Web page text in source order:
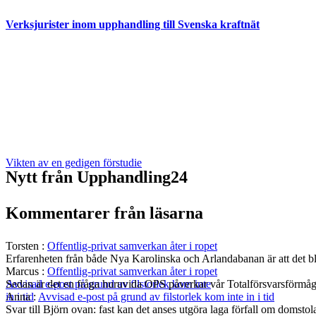
Verksjurister inom upphandling till Svenska kraftnät
Vikten av en gedigen förstudie
Avvisad e-post på grund av filstorlek kom inte
in i tid
Nytt från Upphandling24
Kommentarer från läsarna
Torsten : Offentlig-privat samverkan åter i ropet
Erfarenheten från både Nya Karolinska och Arlandabanan är att
Marcus : Offentlig-privat samverkan åter i ropet
Sedan är det en fråga huruvida OPS påverkar vår
Anna: Avvisad e-post på grund av filstorlek kom inte in i tid
Svar till Björn ovan: fast kan det anses utgöra laga förfall om